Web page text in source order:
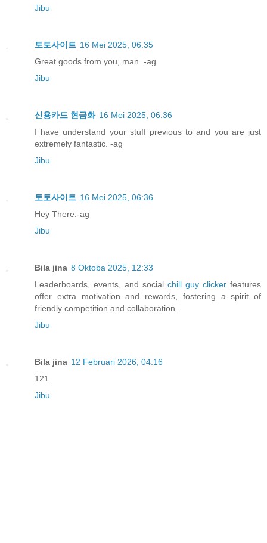
Jibu
토토사이트 16 Mei 2025, 06:35
Great goods from you, man. -ag
Jibu
신용카드 현금화 16 Mei 2025, 06:36
I have understand your stuff previous to and you are just
extremely fantastic. -ag
Jibu
토토사이트 16 Mei 2025, 06:36
Hey There.-ag
Jibu
Bila jina 8 Oktoba 2025, 12:33
Leaderboards, events, and social chill guy clicker features
offer extra motivation and rewards, fostering a spirit of
friendly competition and collaboration.
Jibu
Bila jina 12 Februari 2026, 04:16
121
Jibu